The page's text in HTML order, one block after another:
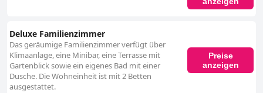
Deluxe Familienzimmer
Das geräumige Familienzimmer verfügt über
Klimaanlage, eine Minibar, eine Terrasse mit
Gartenblick sowie ein eigenes Bad mit einer
Dusche. Die Wohneinheit ist mit 2 Betten
ausgestattet.
Preise
anzeigen